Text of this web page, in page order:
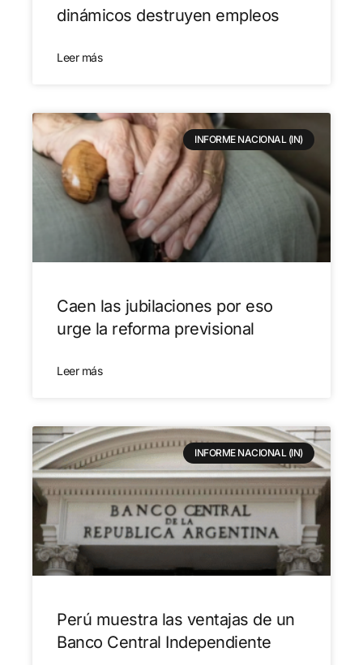
dinámicos destruyen empleos
Leer más
INFORME NACIONAL (IN)
Caen las jubilaciones por eso
urge la reforma previsional
Leer más
INFORME NACIONAL (IN)
Perú muestra las ventajas de un
Banco Central Independiente